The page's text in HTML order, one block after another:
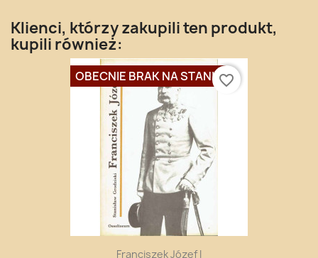
Klienci, którzy zakupili ten produkt,
kupili również:
Franciszek Józef I
OBECNIE BRAK NA STANIEfavorite_border